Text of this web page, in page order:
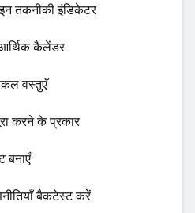
तकनीकी इंडिकेटर
कैलेंडर
वस्तुएँ
करने के प्रकार
बनाएँ
बैकटेस्ट करें